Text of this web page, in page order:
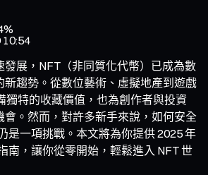
發展，NFT（非同質化代幣）已成為數
新趨勢。從數位藝術、虛擬地產到遊戲
獨特的收藏價值，也為創作者與投資
會。然而，對許多新手來說，如何安全
是一項挑戰。本文將為你提供 2025 年
南，讓你從零開始，輕鬆進入 NFT 世